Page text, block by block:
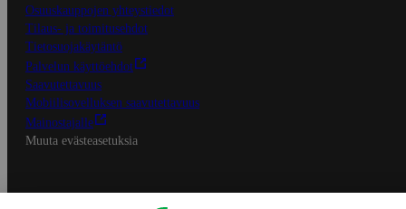
Osuuskauppojen yhteystiedot
Tilaus- ja toimitusehdot
Tietosuojakäytäntö
Palvelun käyttöehdot
Saavutettavuus
Mobiilisovelluksen saavutettavuus
Mainostajalle
Muuta evästeasetuksia